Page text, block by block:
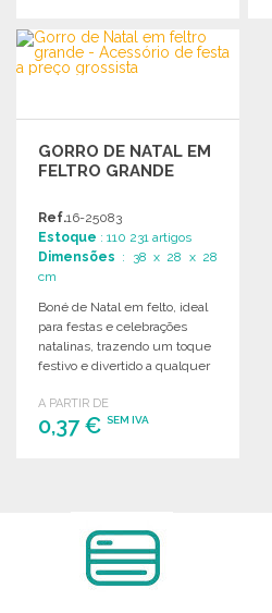
ENCOMENDAR
Solicitar um orçamento
GORRO DE NATAL EM
FELTRO GRANDE
Ref.16-25083
Estoque : 110 231 artigos
Dimensões : 38 x 28 x 28
cm
Boné de Natal em felto, ideal
para festas e celebrações
natalinas, trazendo um toque
festivo e divertido a qualquer
A PARTIR DE
0,37 € SEM IVA